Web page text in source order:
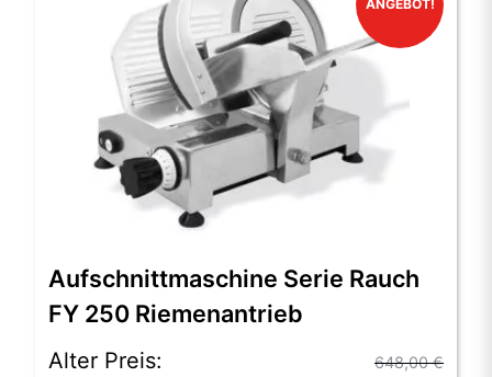
ANGEBOT!
Aufschnittmaschine Serie Rauch
FY 250 Riemenantrieb
Alter Preis: 648,00€
Ursprünglicher
Aktueller